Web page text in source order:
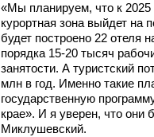
«Мы планируем, что к 2025
курортная зона выйдет
будет построено 22 отеля
порядка 15-20 тысяч
занятости. А туристский
млн в год. Именно такие
государственную
крае». И я уверен, что они
Миклушевский.